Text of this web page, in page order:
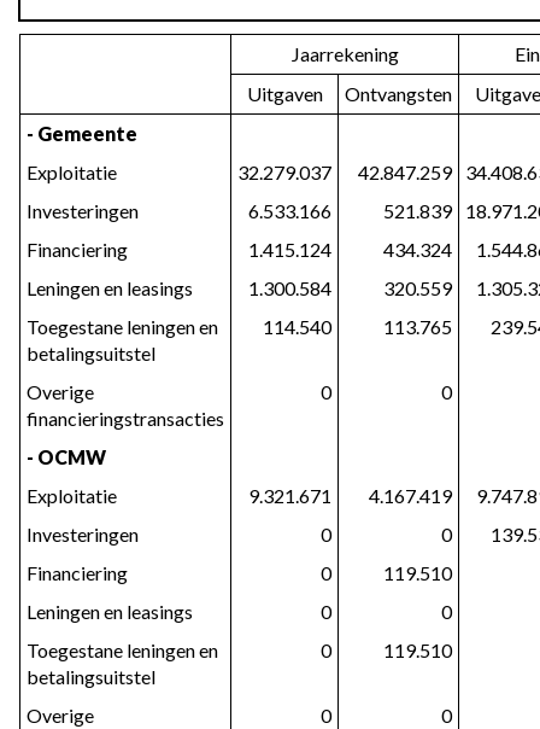
kredieten
Jaarrekening
Uitgaven
Ontvangsten
- Gemeente
Exploitatie
32.279.037 42.847.259
Investeringen
6.533.166 521.839
Financiering
1.415.124 434.324
Leningen en leasings
1.300.584 320.559
Toegestane leningen en
betalingsuitstel
114.540 113.765
Overige
financieringstransacties
0 0
- OCMW
Exploitatie
9.321.671 4.167.419
Investeringen
0 0
Financiering
0
119.510
Leningen en leasings
0
0
Toegestane leningen en
betalingsuitstel
0 119.510
Overige
0 0